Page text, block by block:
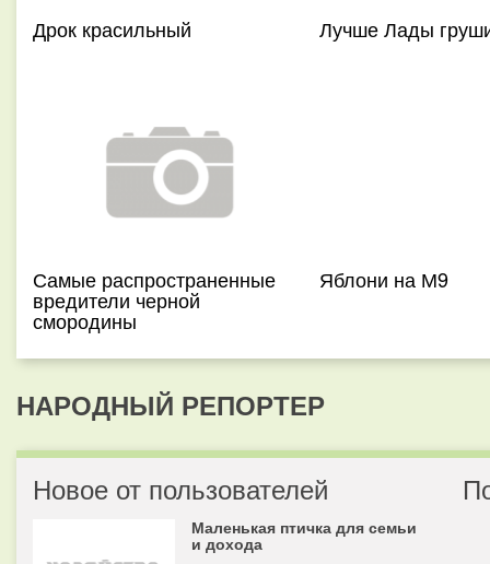
Дрок красильный Лучше Лады
Самые распространенные
вредители черной
смородины
Яблони на М9
НАРОДНЫЙ РЕПОРТЕР
Новое от пользователей
Маленькая птичка для семьи
и дохода